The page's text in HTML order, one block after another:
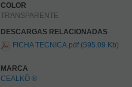
COLOR
TRANSPARENTE
DESCARGAS RELACIONADAS
FICHA TECNICA.pdf (595.09 Kb)
MARCA
CEALKÖ ®